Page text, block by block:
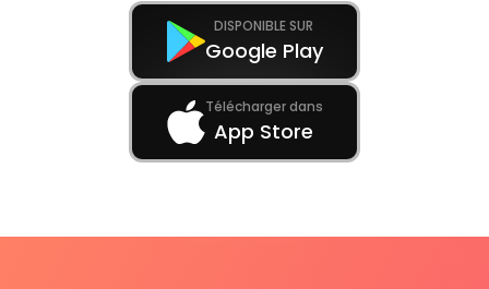
DISPONIBLE SUR
Google Play
Télécharger dans
App Store